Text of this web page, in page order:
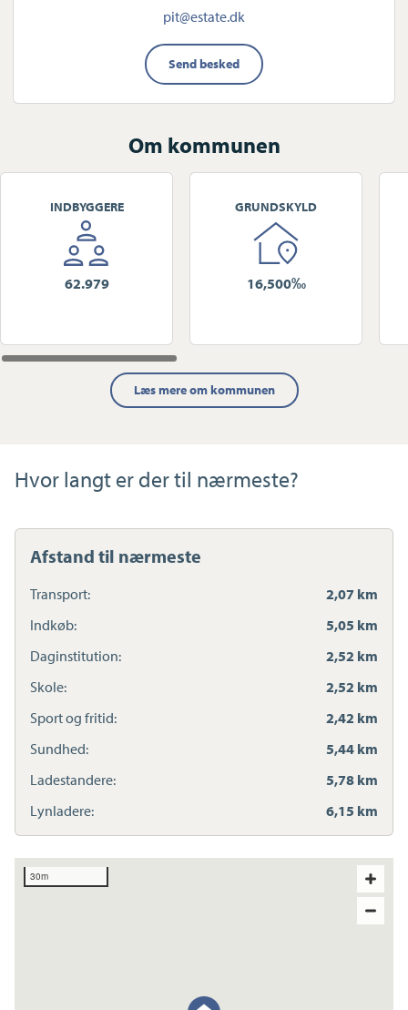
pit@estate.dk
Send besked
Om kommunen
INDBYGGERE
62.979
GRUNDSKYLD
16,500‰
Læs mere om kommunen
Hvor langt er der til nærmeste?
Afstand til nærmeste
Transport:
2,07 km
Indkøb:
5,05 km
Daginstitution:
2,52 km
Skole:
2,52 km
Sport og fritid:
2,42 km
Sundhed:
5,44 km
Ladestandere:
5,78 km
Lynladere:
6,15 km
30m